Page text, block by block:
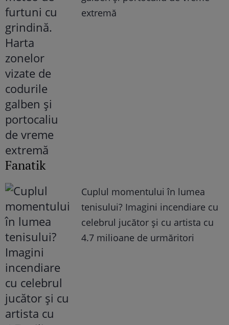
extremă
Fanatik
Cuplul momentului în lumea
tenisului? Imagini incendiare cu
celebrul jucător și cu artista cu
4.7 milioane de urmăritori